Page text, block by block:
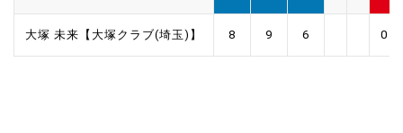
大塚 未来【大塚クラブ(埼玉)】 8 9 6 0